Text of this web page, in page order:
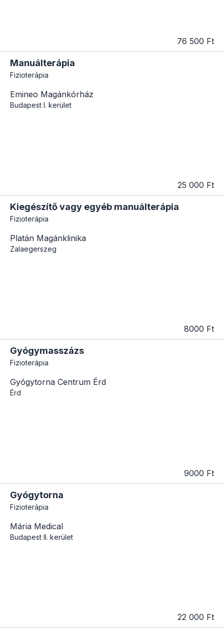
76 500 Ft
Manuálterápia
Fizioterápia
Emineo Magánkórház
Budapest I. kerület
25 000 Ft
Kiegészítő vagy egyéb manuálterápia
Fizioterápia
Platán Magánklinika
Zalaegerszeg
8000 Ft
Gyógymasszázs
Fizioterápia
Gyógytorna Centrum Érd
Érd
9000 Ft
Gyógytorna
Fizioterápia
Mária Medical
Budapest II. kerület
22 000 Ft